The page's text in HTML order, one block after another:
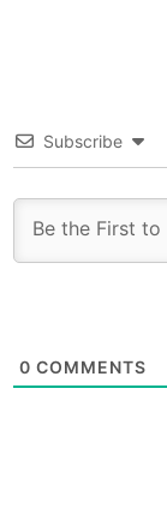
Subscribe
0 COMMENTS